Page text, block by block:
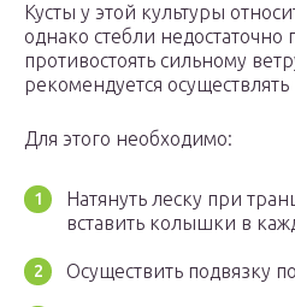
Кусты у этой культуры
однако стебли
противостоять сильному
рекомендуется осуществлять
Для этого необходимо:
Натянуть леску при
вставить колышки в
Осуществить подвязку